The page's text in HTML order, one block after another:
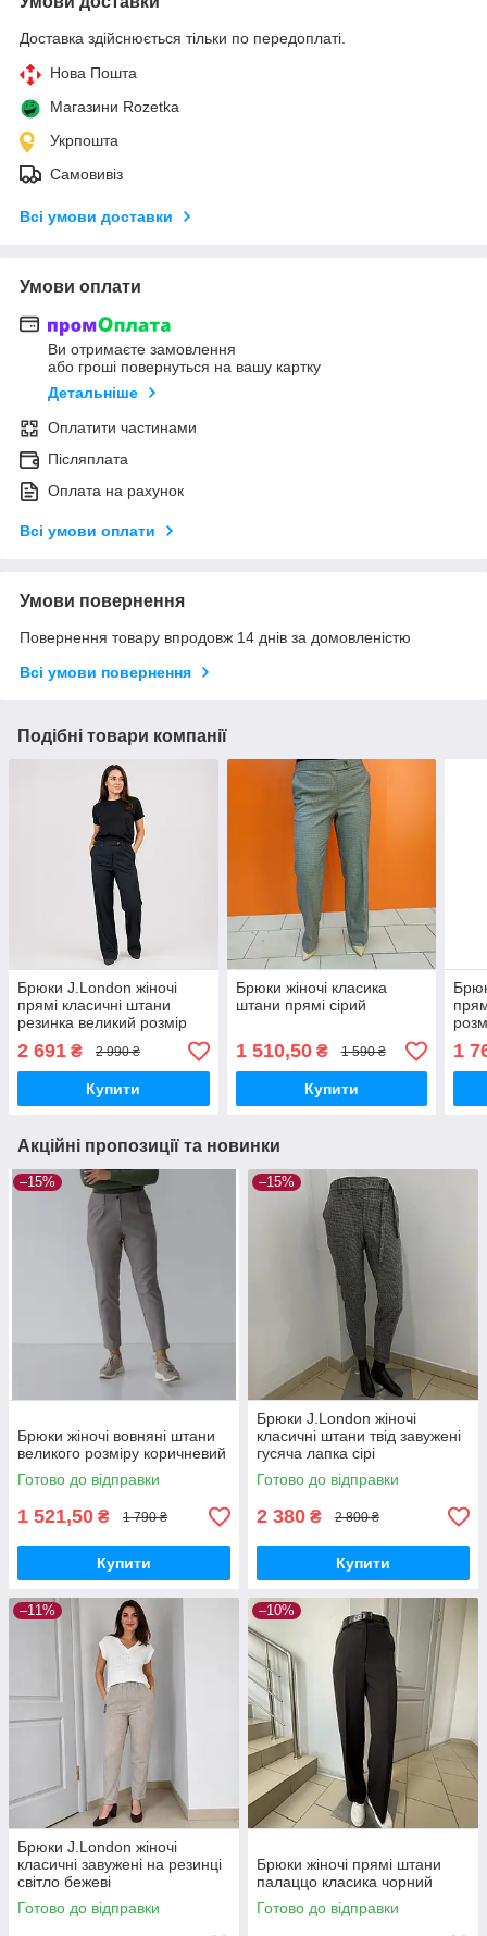
Доставка здійснюється тільки по передоплаті.
Нова Пошта
Магазини Rozetka
Укрпошта
Самовивіз
Всі умови доставки
Умови оплати
Ви отримаєте замовлення
або гроші повернуться на вашу картку
Детальніше
Оплатити частинами
Післяплата
Оплата на рахунок
Всі умови оплати
Умови повернення
Повернення товару впродовж 14 днів за домовленістю
Всі умови повернення
Подібні товари компанії
Брюки J.London жіночі
прямі класичні штани
резинка великий розмір
2 691 ₴ 2 990 ₴
Купити
Брюки жіночі класика
штани прямі сірий
1 510,50₴ 1 590 ₴
Купити
1
Акційні пропозиції та новинки
–15%
Брюки жіночі вовняні штани
великого розміру коричневий
Готово до відправки
1 521,50 ₴ 1 790 ₴
Купити
–15%
Брюки J.London жіночі
класичні штани твід завужені
гусяча лапка сірі
Готово до відправки
2 380 ₴ 2 800 ₴
Купити
–11%
Брюки J.London жіночі
класичні завужені на резинці
світло бежеві
Готово до відправки
–10%
Брюки жіночі прямі штани
палаццо класика чорний
Готово до відправки